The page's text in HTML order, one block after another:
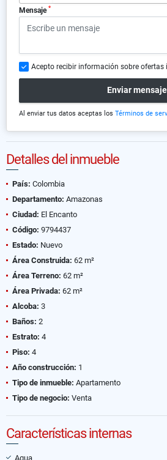
Mensaje *
Acepto recibir información sobre
Enviar mensaje
Al enviar tus datos aceptas los Términos de
Detalles del inmueble
País: Colombia
Departamento: Amazonas
Ciudad: El Encanto
Código: 9794437
Estado: Nuevo
Área Construida: 62 m²
Área Terreno: 62 m²
Área Privada: 62 m²
Alcoba: 3
Baños: 2
Estrato: 4
Piso: 4
Año construcción: 1
Tipo de inmueble: Apartamento
Tipo de negocio: Venta
Características internas
Agua